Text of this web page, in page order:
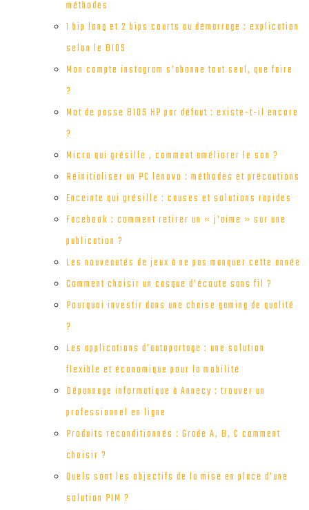
méthodes
1 bip long et 2 bips courts au démarrage : explication
selon le BIOS
Mon compte instagram s’abonne tout seul, que faire
?
Mot de passe BIOS HP par défaut : existe-t-il encore
?
Micro qui grésille , comment améliorer le son ?
Réinitialiser un PC lenovo : méthodes et précautions
Enceinte qui grésille : causes et solutions rapides
Facebook : comment retirer un « j’aime » sur une
publication ?
Les nouveautés de jeux à ne pas manquer cette année
Comment choisir un casque d’écoute sans fil ?
Pourquoi investir dans une chaise gaming de qualité
?
Les applications d’autopartage : une solution
flexible et économique pour la mobilité
Dépannage informatique à Annecy : trouver un
professionnel en ligne
Produits reconditionnés : Grade A, B, C comment
choisir ?
Quels sont les objectifs de la mise en place d’une
solution PIM ?